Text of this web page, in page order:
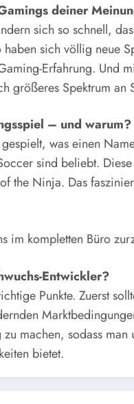
deiner
sich so schnell,
sich völlig neue
Erfahrung. Und
größeres Spektrum an
– und
was einen
sind beliebt.
the Ninja. Das
im kompletten Büro
Entwickler?
Punkte. Zuerst
machen, sodass
bietet.